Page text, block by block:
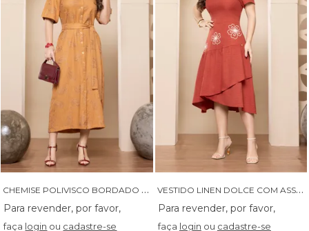
C
HEMISE POLIVISCO BORDADO COM FAIXA - 14588
faça login ou cadastre-se
V
ESTIDO LINEN DOLCE COM ASSIMETRIA E BORDADO NA PALA - 14526
faça login ou cadastre-se